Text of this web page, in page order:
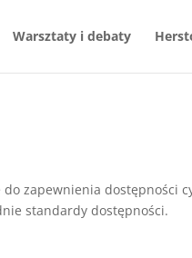
Warsztaty i debaty
zapewnienia dostępności
standardy dostępności.